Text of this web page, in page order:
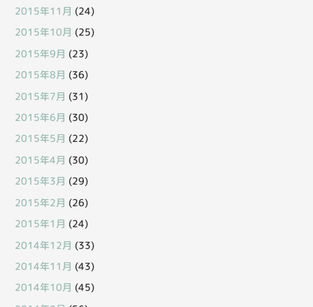
2015年11月 (24)
2015年10月 (25)
2015年9月 (23)
2015年8月 (36)
2015年7月 (31)
2015年6月 (30)
2015年5月 (22)
2015年4月 (30)
2015年3月 (29)
2015年2月 (26)
2015年1月 (24)
2014年12月 (33)
2014年11月 (43)
2014年10月 (45)